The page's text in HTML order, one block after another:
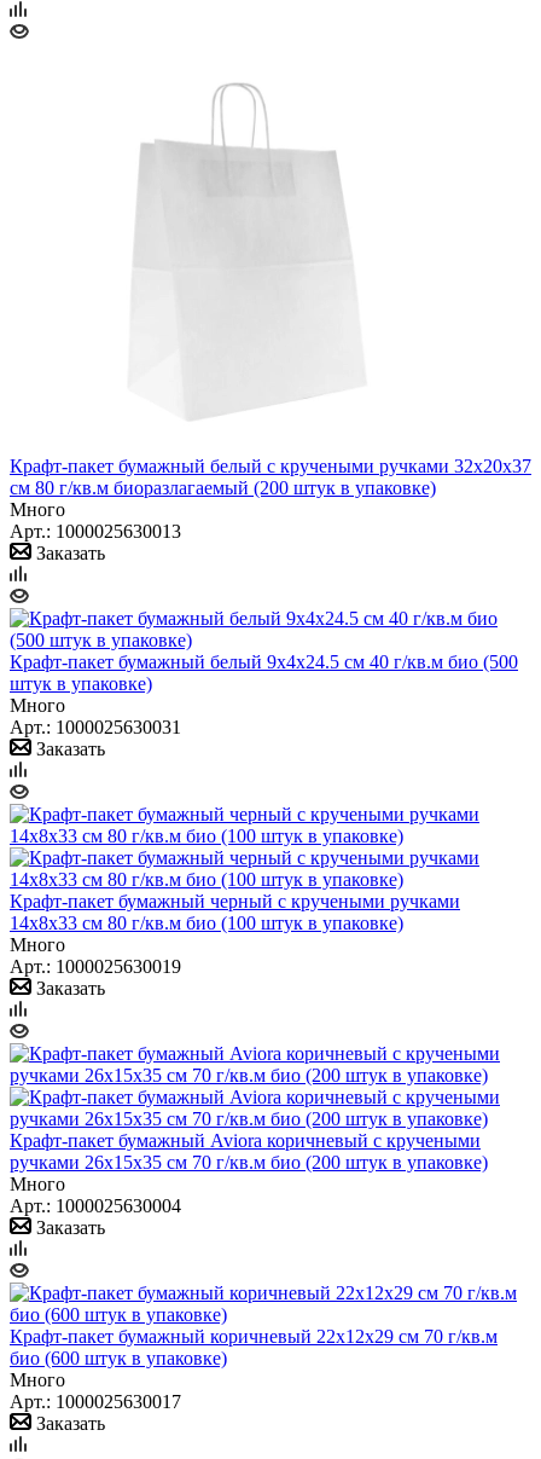
Крафт-пакет бумажный белый с кручеными ручками 32x20x37
см 80 г/кв.м биоразлагаемый (200 штук в упаковке)
Много
Арт.: 1000025630013
Заказать
Крафт-пакет бумажный белый 9х4х24.5 см 40 г/кв.м био (500
штук в упаковке)
Много
Арт.: 1000025630031
Заказать
Крафт-пакет бумажный черный с кручеными ручками
14x8x33 см 80 г/кв.м био (100 штук в упаковке)
Много
Арт.: 1000025630019
Заказать
Крафт-пакет бумажный Aviora коричневый с кручеными
ручками 26х15х35 см 70 г/кв.м био (200 штук в упаковке)
Много
Арт.: 1000025630004
Заказать
Крафт-пакет бумажный коричневый 22x12х29 см 70 г/кв.м
био (600 штук в упаковке)
Много
Арт.: 1000025630017
Заказать